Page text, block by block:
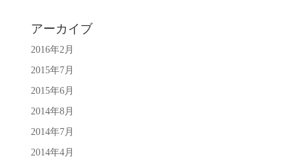
アーカイブ
2016年2月
2015年7月
2015年6月
2014年8月
2014年7月
2014年4月